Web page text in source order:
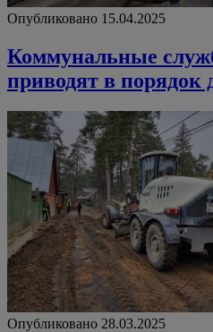
Опубликовано 15.04.2025
Коммунальные
приводят в порядок
Опубликовано 28.03.2025